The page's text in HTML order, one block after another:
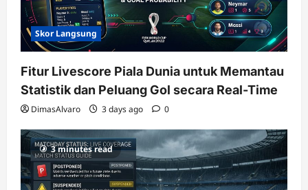
Skor Langsung
Fitur Livescore Piala Dunia untuk Memantau
Statistik dan Peluang Gol secara Real-Time
DimasAlvaro 3 days ago 0
3 minutes read